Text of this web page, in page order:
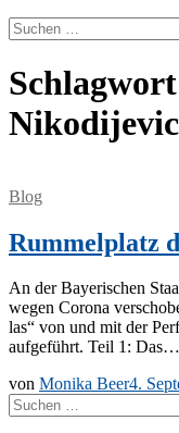
Suchen
nach:
Nikodijevic
Blog
Rummelplatz
An der Baye­ri­schen
we­gen Co­ro­na
las“ von und mit der
auf­ge­führt. Teil 1: Das…
von Monika Beer4.
Suchen
nach: